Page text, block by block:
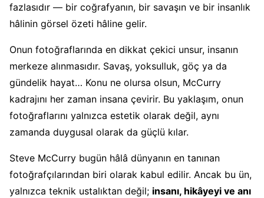
fazlasıdır — bir coğrafyanın, bir savaşın ve bir insanlık
hâlinin görsel özeti hâline gelir.
Onun fotoğraflarında en dikkat çekici unsur, insanın
merkeze alınmasıdır. Savaş, yoksulluk, göç ya da
gündelik hayat… Konu ne olursa olsun, McCurry
kadrajını her zaman insana çevirir. Bu yaklaşım, onun
fotoğraflarını yalnızca estetik olarak değil, aynı
zamanda duygusal olarak da güçlü kılar.
Steve McCurry bugün hâlâ dünyanın en tanınan
fotoğrafçılarından biri olarak kabul edilir. Ancak bu ün,
yalnızca teknik ustalıktan değil; insanı, hikâyeyi ve anı